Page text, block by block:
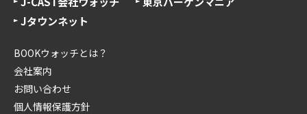
Jタウンネット
BOOKウォッチとは？
会社案内
お問い合わせ
個人情報保護方針